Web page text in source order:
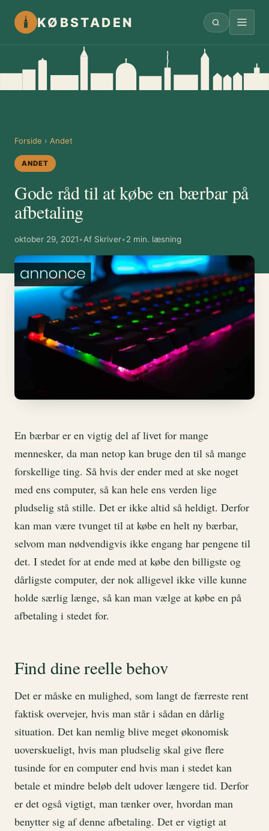
KØBSTADEN
Forside › Andet
ANDET
Gode råd til at købe en bærbar på
afbetaling
oktober 29, 2021•Af Skriver•2 min. læsning
En bærbar er en vigtig del af livet for mange
mennesker, da man netop kan bruge den til så mange
forskellige ting. Så hvis der ender med at ske noget
med ens computer, så kan hele ens verden lige
pludselig stå stille. Det er ikke altid så heldigt. Derfor
kan man være tvunget til at købe en helt ny bærbar,
selvom man nødvendigvis ikke engang har pengene til
det. I stedet for at ende med at købe den billigste og
dårligste computer, der nok alligevel ikke ville kunne
holde særlig længe, så kan man vælge at købe en på
afbetaling i stedet for.
Find dine reelle behov
Det er måske en mulighed, som langt de færreste rent
faktisk overvejer, hvis man står i sådan en dårlig
situation. Det kan nemlig blive meget økonomisk
uoverskueligt, hvis man pludselig skal give flere
tusinde for en computer end hvis man i stedet kan
betale et mindre beløb delt udover længere tid. Derfor
er det også vigtigt, man tænker over, hvordan man
benytter sig af denne afbetaling. Det er vigtigt at